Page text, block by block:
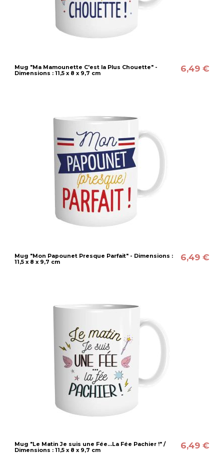
Mug "Ma Mamounette C'est la Plus Chouette" -
Dimensions : 11,5 x 8 x 9,7 cm
6,49 €
Mug "Mon Papounet Presque Parfait" - Dimensions :
11,5 x 8 x 9,7 cm
6,49 €
Mug "Le Matin Je suis une Fée...La Fée Pachier !" /
Dimensions : 11,5 x 8 x 9,7 cm
6,49 €